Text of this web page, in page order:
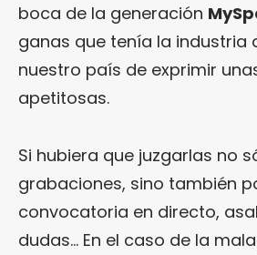
boca de la generación
ganas que tenía la industria
nuestro país de exprimir
apetitosas.
Si hubiera que juzgarlas no
grabaciones, sino también
convocatoria en directo,
dudas… En el caso de la